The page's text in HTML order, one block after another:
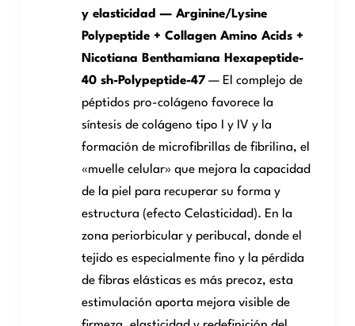
y elasticidad — Arginine/Lysine
Polypeptide + Collagen Amino Acids +
Nicotiana Benthamiana Hexapeptide-
40 sh-Polypeptide-47— El complejo de
péptidos pro-colágeno favorece la
síntesis de colágeno tipo I y IV y la
formación de microfibrillas de fibrilina, el
«muelle celular» que mejora la capacidad
de la piel para recuperar su forma y
estructura (efecto Celasticidad). En la
zona periorbicular y peribucal, donde el
tejido es especialmente fino y la pérdida
de fibras elásticas es más precoz, esta
estimulación aporta mejora visible de